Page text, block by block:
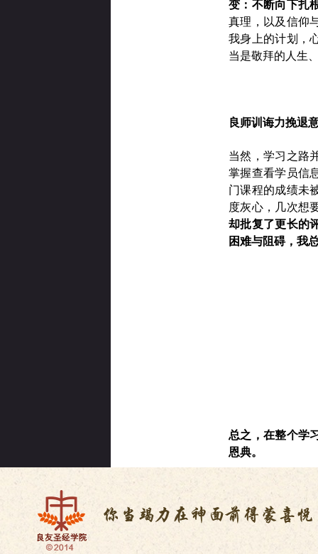
变：不断向下扎
真理，以及信仰
我身上的计划，
当是敬拜的人生
良师训诲力挽退
当然，学习之路
掌握查看学员信
门课程的成绩未
度灰心，几次想
却批复了更长的
困难与阻碍，我
总之，在整个学
恩典。